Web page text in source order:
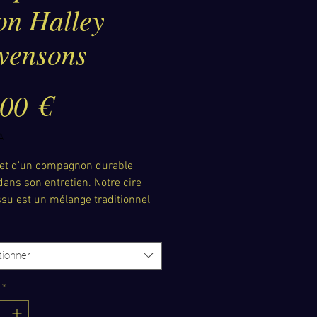
Halley
€Prix
d'un compagnon durable
son entretien. Notre cire
est un mélange traditionnel
et raviver la beauté
de votre équipement en toile
portiez un sac traditionnel ou
*